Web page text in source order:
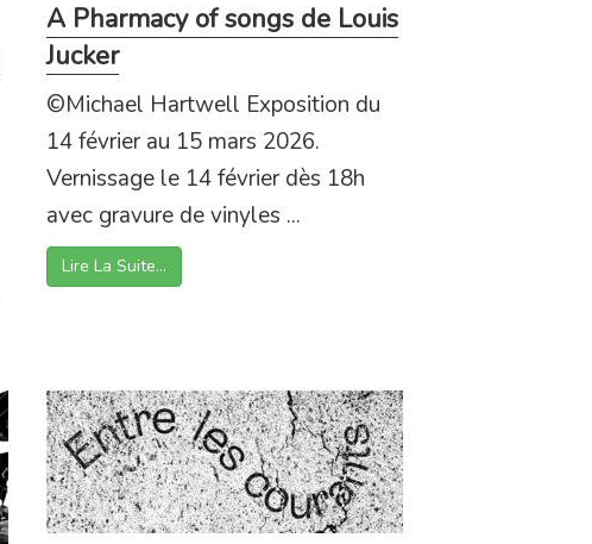
A Pharmacy of songs de Louis
Jucker
©Michael Hartwell Exposition du
14 février au 15 mars 2026.
Vernissage le 14 février dès 18h
avec gravure de vinyles ...
Lire La Suite…